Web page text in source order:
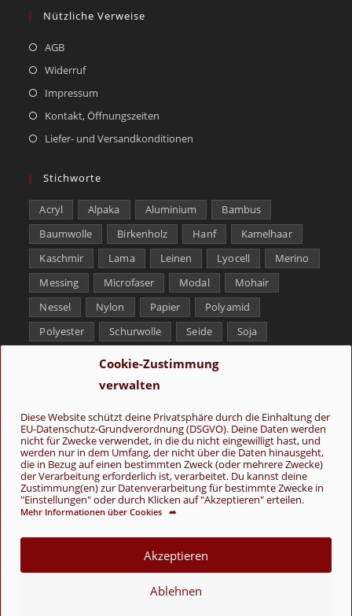
Cookie-Zustimmung
verwalten
Diese Website schützt deine Privatsphäre durch die Einhaltung der
EU-Datenschutz-Grundverordnung (DSGVO). Deine Daten werden
nicht für Zwecke verwendet, in die du nicht eingewilligt hast, und
werden nur in dem Umfang, der nicht über die Daten hinausgeht,
die in Bezug auf einen bestimmten Zweck (oder mehrere Zwecke)
der Verarbeitung erforderlich ist, verarbeitet. Du kannst deine
Zustimmung(en) zur Datenverarbeitung für bestimmte Zwecke in
"Einstellungen" oder durch Klicken auf "Akzeptieren" erteilen.
Mehr Informationen über Cookies ➦
Akzeptieren
Ablehnen
Nützliche Verweise
AGB
Widerruf
Impressum
Kontakt, Öffnungszeiten
Liefer- und Versandkonditionen
Stichworte
Acryl Alpaka Aluminium
Bambus
Baumwolle
Birkenholz Hanf
Kamelhaar
Kaschmir
Lama Leinen Lyocell
Merino
Messing
Microfaser Modal
Mohair
Nessel
Nylon Papier
Polyamid
Polyester
Schurwolle Seide
Soja
Tencel
Yak
Folge uns
© Copyright 2026 - Wolle & Schönes
VERTRAG WIDERRUFEN